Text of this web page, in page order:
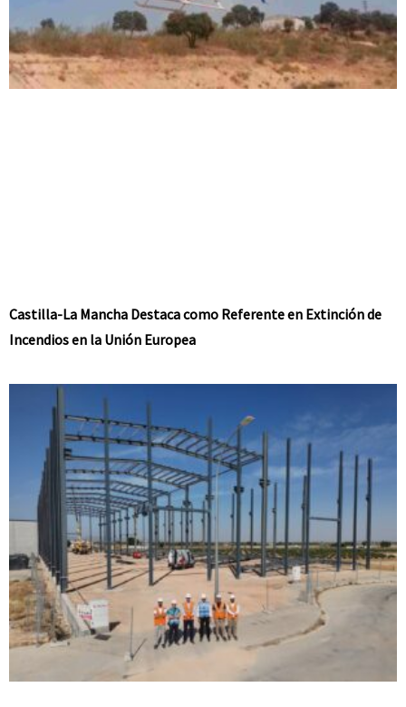
Castilla-La Mancha Destaca como Referente en Extinción de
Incendios en la Unión Europea